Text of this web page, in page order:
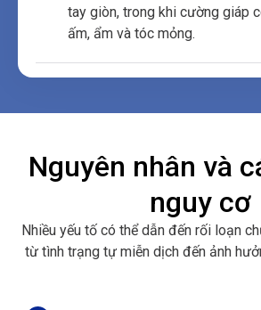
tay giòn, trong khi cường giáp
ấm, ẩm và tóc mỏng.
Nguyên nhân và
nguy cơ
Nhiều yếu tố có thể dẫn đến rối loạn
từ tình trạng tự miễn dịch đến ảnh